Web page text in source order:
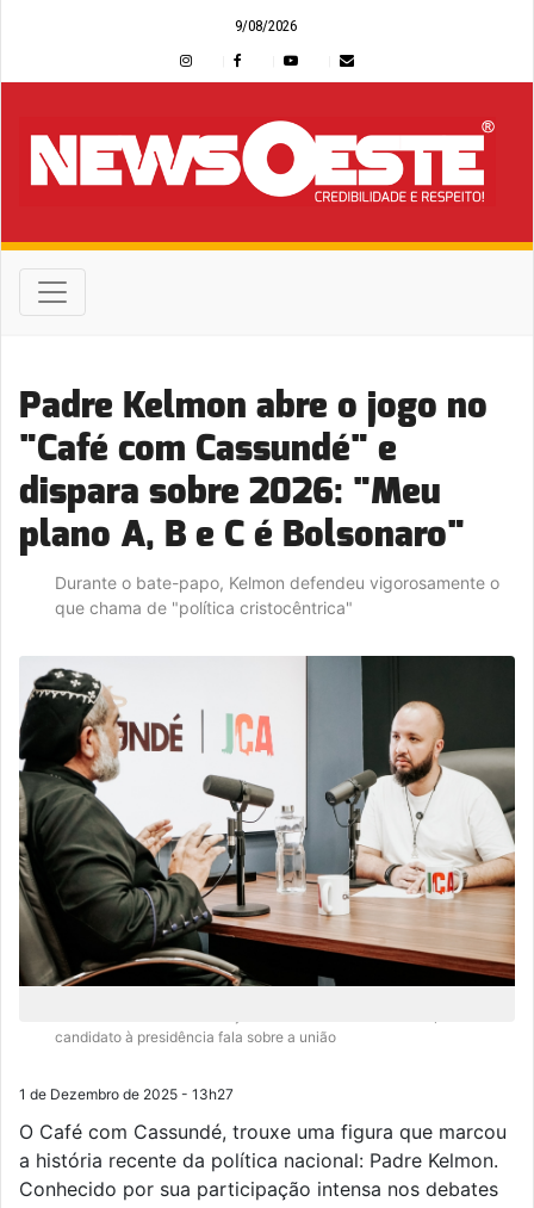
9/08/2026
Padre Kelmon abre o jogo no
"Café com Cassundé" e
dispara sobre 2026: "Meu
plano A, B e C é Bolsonaro"
Durante o bate-papo, Kelmon defendeu vigorosamente o
que chama de "política cristocêntrica"
candidato à presidência fala sobre a união
1 de Dezembro de 2025 - 13h27
O Café com Cassundé, trouxe uma figura que marcou
a história recente da política nacional: Padre Kelmon.
Conhecido por sua participação intensa nos debates